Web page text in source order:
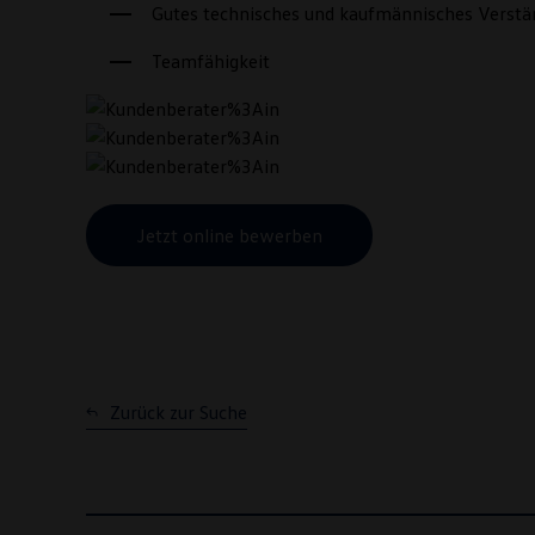
Gutes technisches und kaufmännisches
Teamfähigkeit
Jetzt online bewerben
Zurück zur Suche